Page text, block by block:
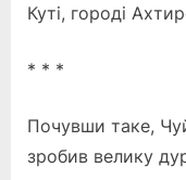
Куті, городі
* * *
Почувши таке,
зробив велику